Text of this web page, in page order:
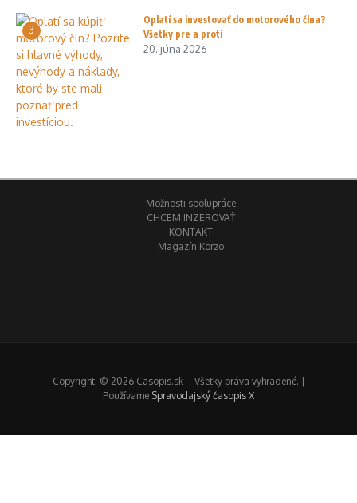
3
Oplatí sa investovať do motorového člna?
Všetky pre a proti
20. júna 2026
Možnosti spolupráce
CHCEM INZEROVAŤ
KONTAKT
Magazín Korzo
Copyright: © 2026 Casopis.sk – Všetky práva vyhradené. |
Používame Spravodajský časopis X